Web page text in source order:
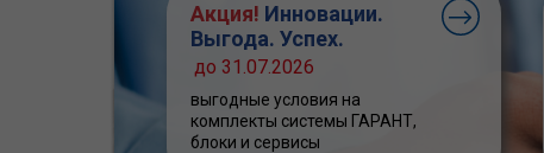
Акция! Инновации.
Выгода. Успех.
выгодные условия на
комплекты системы ГАРАНТ,
блоки и сервисы
до 31.07.2026